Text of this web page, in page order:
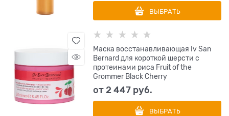
ВЫБРАТЬ
Маска восстанавливающая Iv San
Bernard для короткой шерсти с
протеинами риса Fruit of the
Grommer Black Cherry
от2 447 руб.
ВЫБРАТЬ